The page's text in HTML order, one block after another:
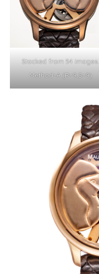
Stacked from 54 images.
Method=A (R=9,S=9)